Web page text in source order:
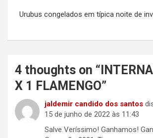
Post
Urubus congelados em típica noite de
4 thoughts on “
X 1 FLAMENGO”
jaldemir candido dos santos
15 de junho de 2022 às 11:43
Salve Veríssimo! Ganhamos!